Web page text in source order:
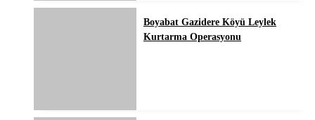
Boyabat Gazidere Köyü Leylek
Kurtarma Operasyonu